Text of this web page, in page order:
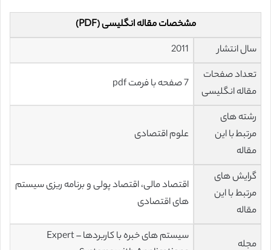
مشخصات مقاله انگلیسی (PDF)
سال انتشار
2011
تعداد صفحات
مقاله انگلیسی
7 صفحه با فرمت pdf
رشته های
مرتبط با این
مقاله
علوم اقتصادی
گرایش های
مرتبط با این
مقاله
اقتصاد مالی، اقتصاد پولی و برنامه ریزی سیستم
های اقتصادی
مجله
سیستم های خبره با کاربردها – Expert